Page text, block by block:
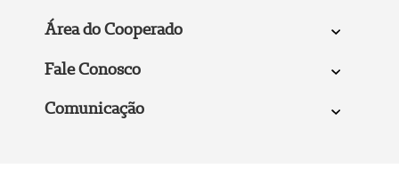
Área do Cooperado
Fale Conosco
Comunicação